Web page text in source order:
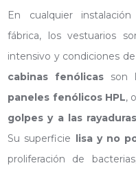
En cualquier
fábrica, los vestuarios
intensivo y condiciones
cabinas fenólicas son
paneles fenólicos HPL,
golpes y a las rayaduras
Su superficie lisa y no
proliferación de